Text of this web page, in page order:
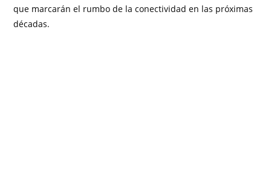
que marcarán el rumbo de la conectividad en las próximas
décadas.